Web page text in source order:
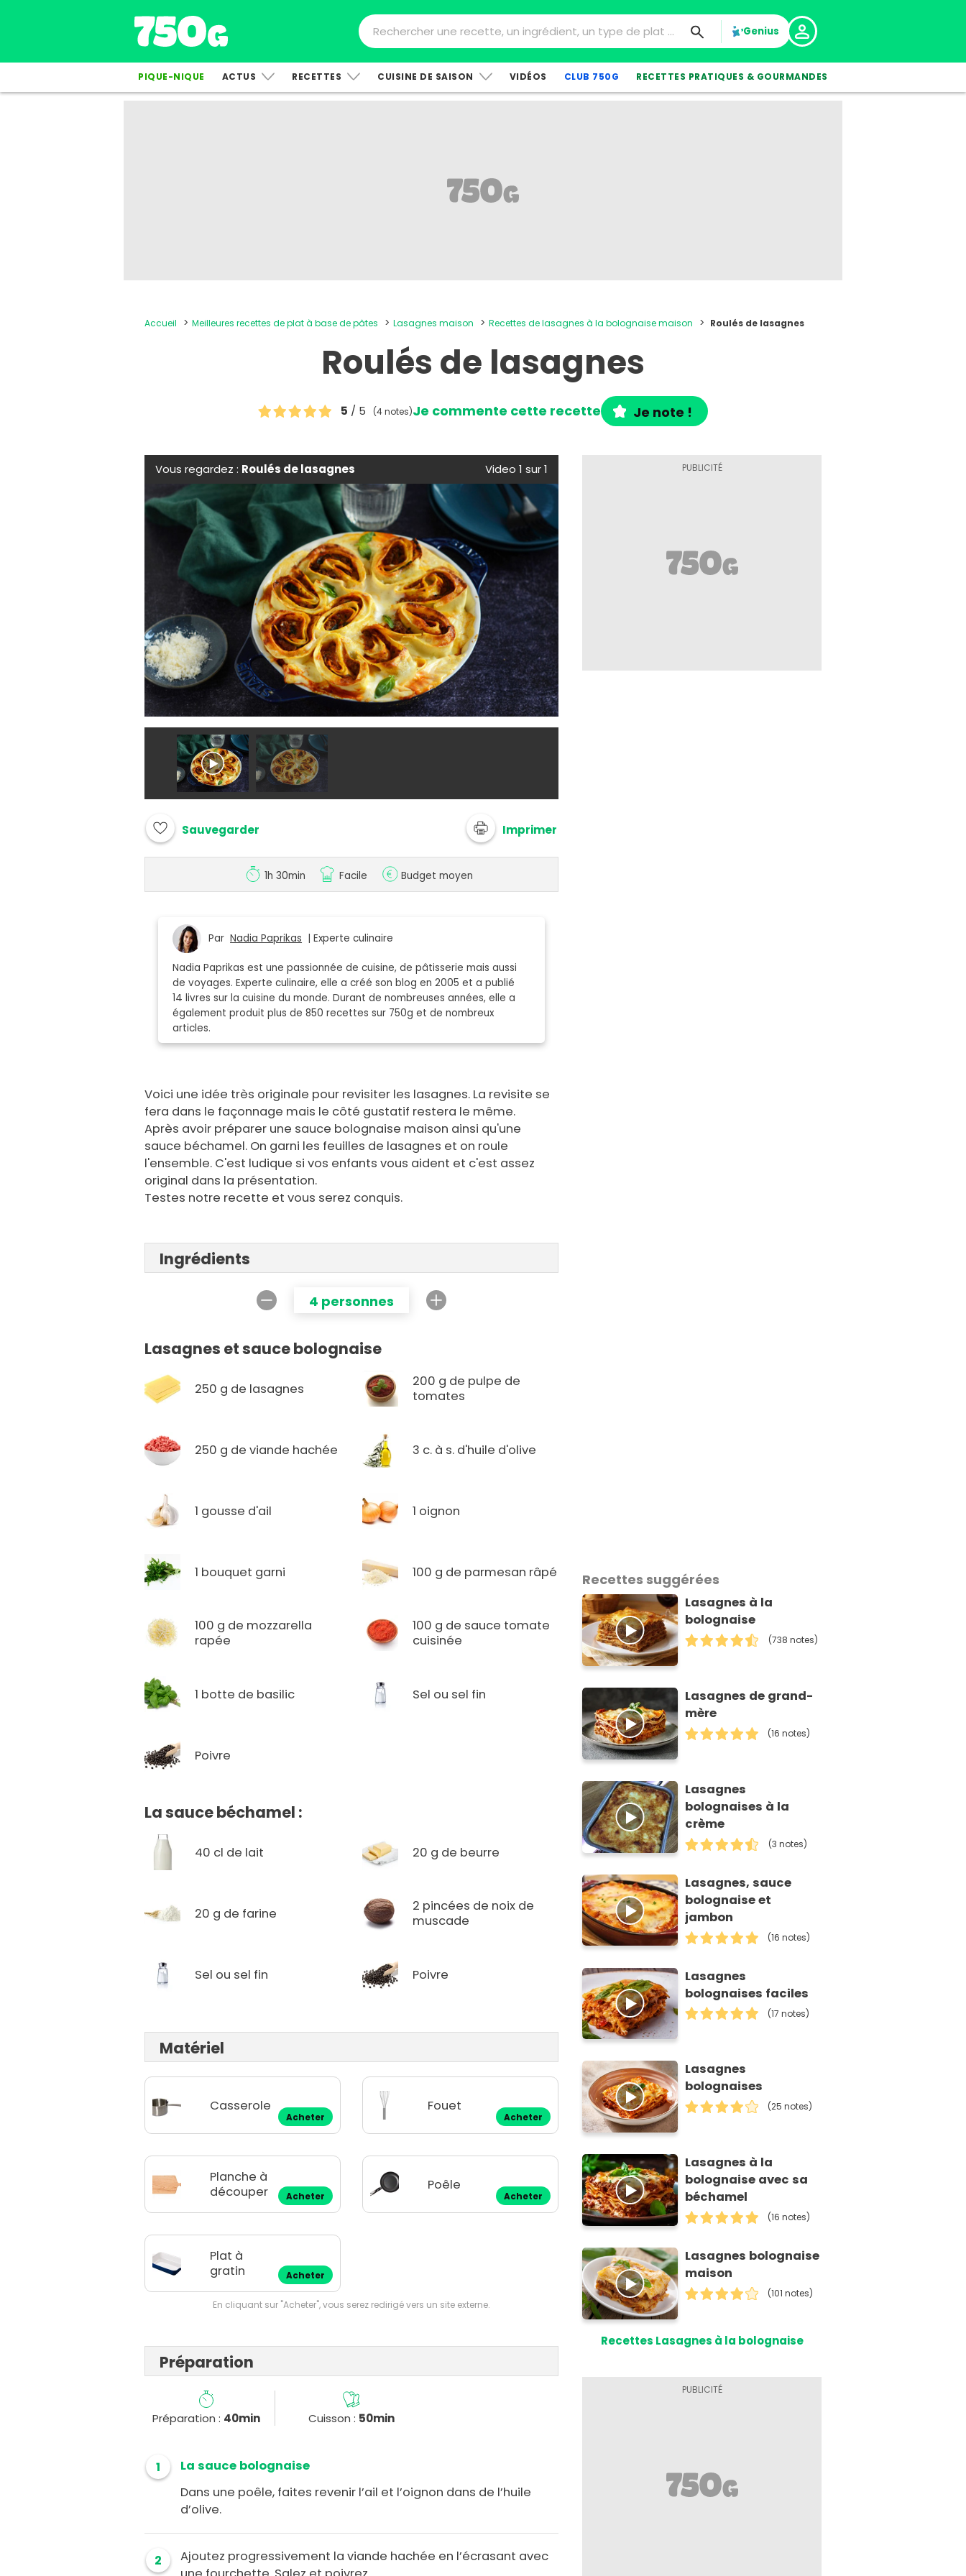
Genius
PIQUE-NIQUE ACTUS RECETTES CUISINE DE SAISON VIDÉOS CLUB 750G RECETTES PRATIQUES & GOURMANDES
Accueil Meilleures recettes de plat à base de pâtes Lasagnes maison Recettes de lasagnes à la bolognaise maison Roulés de lasagnes
Roulés de lasagnes
5 / 5 (4 notes)Je commente cette recette Je note !
Vous regardez : Roulés de lasagnes Video 1 sur 1
Sauvegarder Imprimer
1h 30min Facile Budget moyen
ParNadia Paprikas | Experte culinaire
Nadia Paprikas est une passionnée de cuisine, de pâtisserie mais aussi
de voyages. Experte culinaire, elle a créé son blog en 2005 et a publié
14 livres sur la cuisine du monde. Durant de nombreuses années, elle a
également produit plus de 850 recettes sur 750g et de nombreux
articles.
Voici une idée très originale pour revisiter les lasagnes. La revisite se
fera dans le façonnage mais le côté gustatif restera le même.
Après avoir préparer une sauce bolognaise maison ainsi qu'une
sauce béchamel. On garni les feuilles de lasagnes et on roule
l'ensemble. C'est ludique si vos enfants vous aident et c'est assez
original dans la présentation.
Testes notre recette et vous serez conquis.
Ingrédients
4 personnes
Lasagnes et sauce bolognaise
250 g de lasagnes
200 g de pulpe de
tomates
250 g de viande hachée 3 c. à s. d'huile d'olive
1 gousse d'ail 1 oignon
1 bouquet garni 100 g de parmesan râpé
100 g de mozzarella
rapée
100 g de sauce tomate
cuisinée
1 botte de basilic Sel ou sel fin
Poivre
La sauce béchamel :
40 cl de lait 20 g de beurre
20 g de farine
2 pincées de noix de
muscade
Sel ou sel fin Poivre
Matériel
Casserole
Acheter
Fouet
Acheter
Planche à
découper
Acheter
Poêle
Acheter
Plat à
gratin
Acheter
En cliquant sur "Acheter", vous serez redirigé vers un site externe.
Préparation
Préparation : 40min Cuisson : 50min
1
La sauce bolognaise
Dans une poêle, faites revenir l’ail et l’oignon dans de l’huile
d’olive.
2
Ajoutez progressivement la viande hachée en l’écrasant avec
Recettes suggérées
Lasagnes à la
bolognaise
(738 notes)
Lasagnes de grand-
mère
(16 notes)
Lasagnes
bolognaises à la
crème
(3 notes)
Lasagnes, sauce
bolognaise et
jambon
(16 notes)
Lasagnes
bolognaises faciles
(17 notes)
Lasagnes
bolognaises
(25 notes)
Lasagnes à la
bolognaise avec sa
béchamel
(16 notes)
Lasagnes bolognaise
maison
(101 notes)
Recettes Lasagnes à la bolognaise